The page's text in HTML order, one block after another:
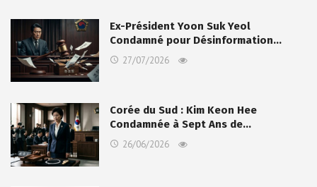
Ex-Président Yoon Suk Yeol
Condamné pour Désinformation…
27/07/2026
Corée du Sud : Kim Keon Hee
Condamnée à Sept Ans de…
26/06/2026